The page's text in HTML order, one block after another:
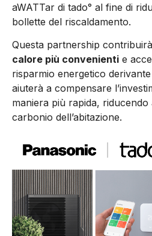
aWATTar di tado° al fine di
bollette del riscaldamento.
Questa partnership
calore più convenienti e
risparmio energetico
aiuterà a compensare
maniera più rapida, riducendo
carbonio dell’abitazione.